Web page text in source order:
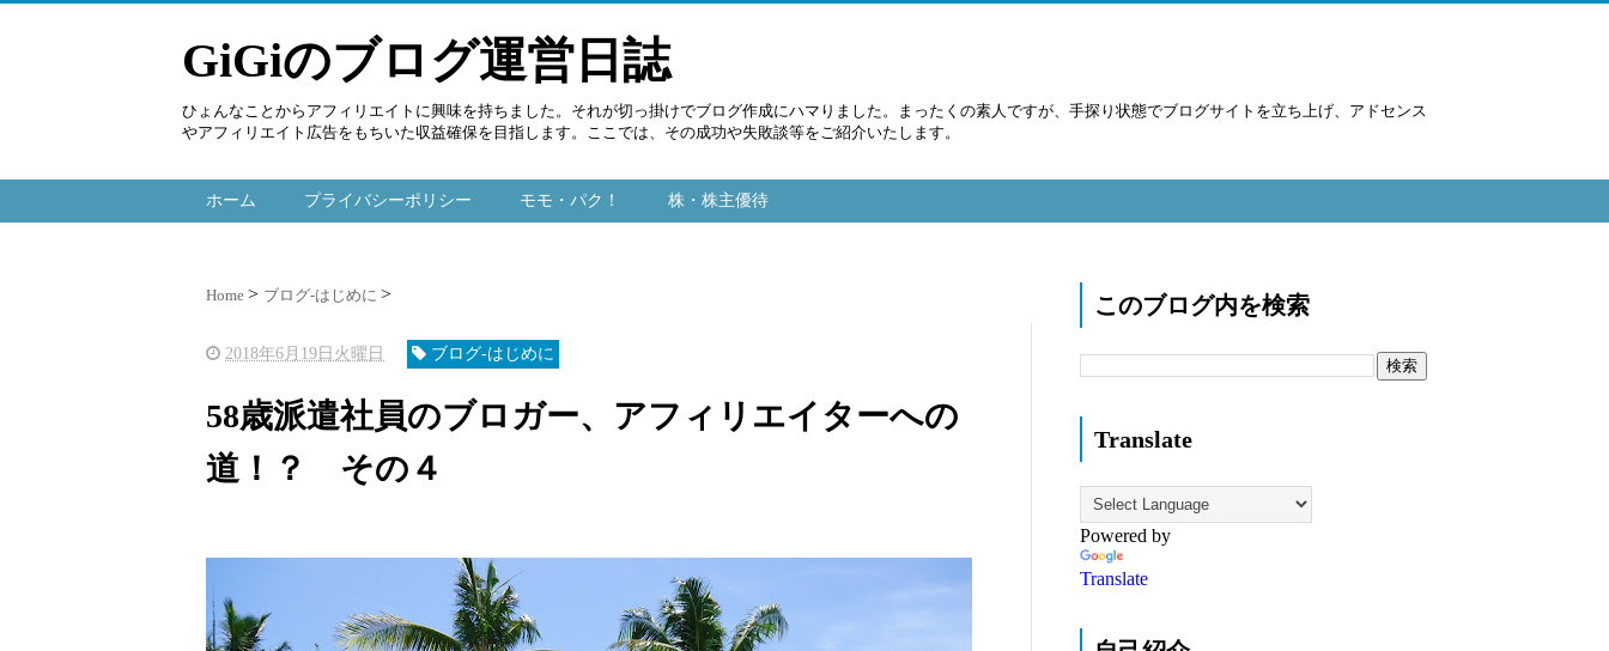
GiGiのブログ運営日誌
ひょんなことからアフィリエイトに興味を持ちました。それが切っ掛けでブログ作成にハマりました。まったくの素人ですが、手探り状態でブログサイトを立ち上げ、アドセンス
やアフィリエイト広告をもちいた収益確保を目指します。ここでは、その成功や失敗談等をご紹介いたします。
ホーム プライバシーポリシー モモ・パク！ 株・株主優待
Home ブログ-はじめに
2018年6月19日火曜日 ブログ-はじめに
58歳派遣社員のブロガー、アフィリエイターへの
道！？ その４
このブログ内を検索
Translate
Powered by
Translate